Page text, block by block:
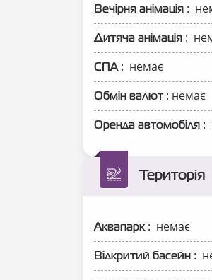
Вечірня анімація :
Дитяча анімація :
СПА: немає
Обмін валют: немає
Оренда автомобіля :
Територія
Аквапарк: немає
Відкритий басейн :